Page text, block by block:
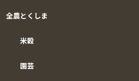
全農とくしま
米穀
園芸